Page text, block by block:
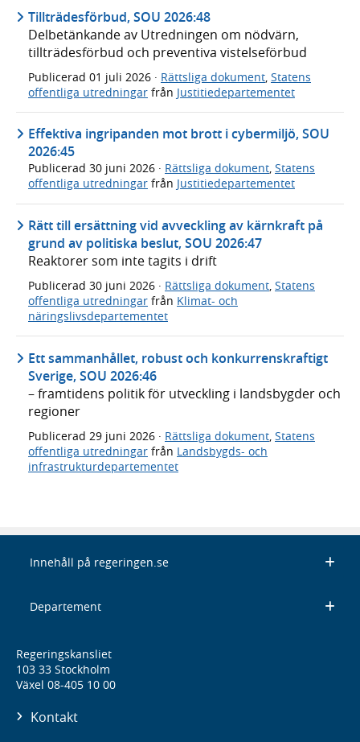
Tillträdesförbud, SOU 2026:48
Delbetänkande av Utredningen om nödvärn,
tillträdesförbud och preventiva vistelseförbud
Publicerad 01 juli 2026 · Rättsliga dokument Statens
offentliga utredningar från Justitiedepartementet
Effektiva ingripanden mot brott i cybermiljö, SOU
2026:45
Publicerad 30 juni 2026 · Rättsliga dokument, Statens
offentliga utredningar från Justitiedepartementet
Rätt till ersättning vid avveckling av kärnkraft på
grund av politiska beslut, SOU 2026:47
Reaktorer som inte tagits i drift
Publicerad 30 juni 2026 · Rättsliga dokument, Statens
offentliga utredningar från Klimat- och
näringslivsdepartementet
Ett sammanhållet, robust och konkurrenskraftigt
Sverige, SOU 2026:46
– framtidens politik för utveckling i landsbygder och
regioner
Publicerad 29 juni 2026 · Rättsliga dokument Statens
offentliga utredningar från Landsbygds- och
infrastrukturdepartementet
Innehåll på regeringen.se
Departement
Regeringskansliet
103 33 Stockholm
Växel 08-405 10 00
Kontakt